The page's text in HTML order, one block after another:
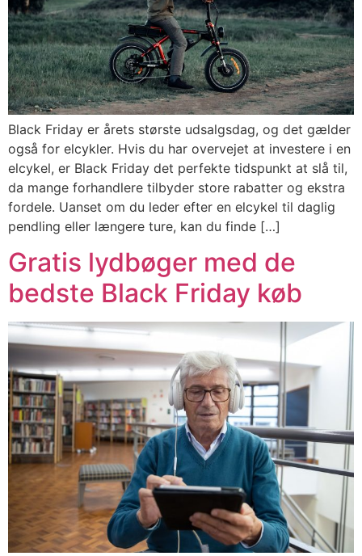
Black Friday er årets største udsalgsdag, og det gælder
også for elcykler. Hvis du har overvejet at investere i en
elcykel, er Black Friday det perfekte tidspunkt at slå til,
da mange forhandlere tilbyder store rabatter og ekstra
fordele. Uanset om du leder efter en elcykel til daglig
pendling eller længere ture, kan du finde […]
Gratis lydbøger med de
bedste Black Friday køb